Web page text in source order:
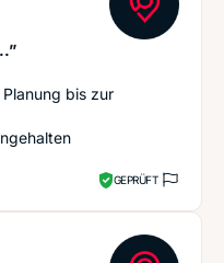
bis zur
GEPRÜFT